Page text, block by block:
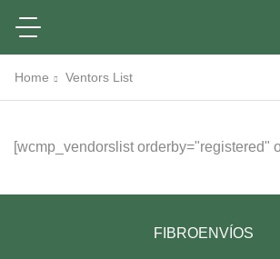
Home Ventors List
[wcmp_vendorslist orderby="registered"
FIBROENVÍOS